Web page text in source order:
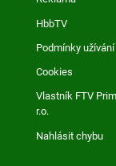
HbbTV
Podmínky užívání
Cookies
Vlastník FTV
r.o.
Nahlásit chybu